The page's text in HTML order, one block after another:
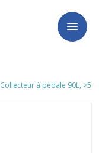
Collecteur à pédale 90L,